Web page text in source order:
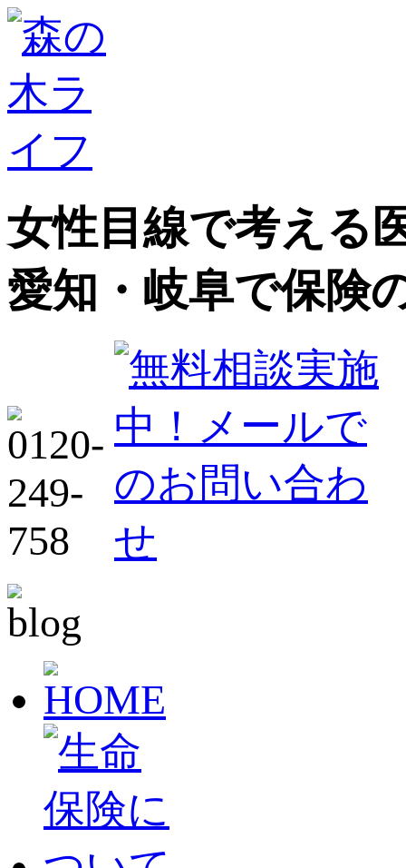
女性目線で考える
愛知・岐阜で保険